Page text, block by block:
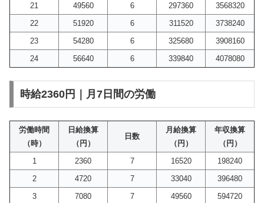
21
49560 6 297360
3568320
22
51920 6 311520
3738240
23
54280 6 325680
3908160
24
56640 6 339840 4078080
時給2360円｜月7日間の労働
労働時間
（時）
日給換算
（円）
日数
月給換算
（円）
年収換算
（円）
1
2360 7 16520
198240
2
4720 7 33040
396480
3
7080 7 49560 594720